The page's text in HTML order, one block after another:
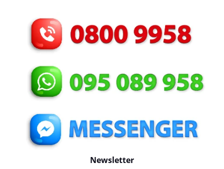
Newsletter